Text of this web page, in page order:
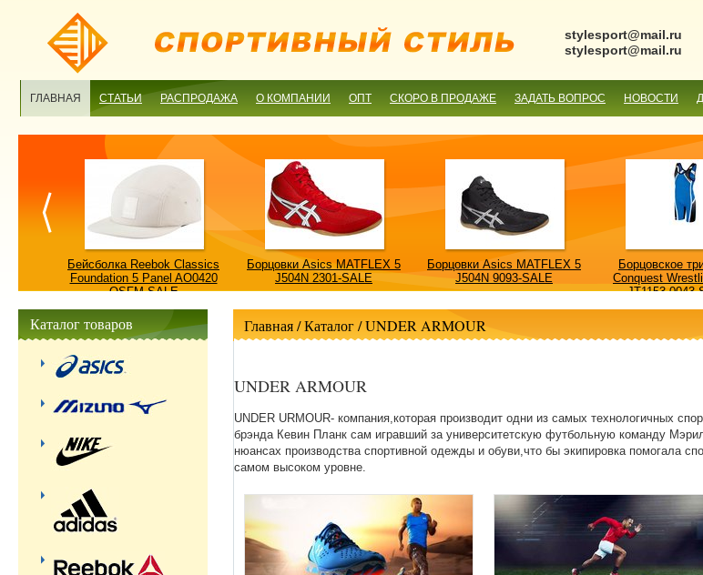
stylesport@mail.ru
stylesport@mail.ru
ГЛАВНАЯ СТАТЬИ РАСПРОДАЖА О КОМПАНИИ ОПТ СКОРО В ПРОДАЖЕ ЗАДАТЬ ВОПРОС НОВОСТИ
Бейсболка Reebok Classics
Foundation 5 Panel AO0420
OSFM-SALE
Борцовки Asics MATFLEX 5
J504N 2301-SALE
Борцовки Asics MATFLEX 5
J504N 9093-SALE
Борцовское
Conquest
JT1153 0043-
Главная/ Каталог /UNDER ARMOUR
UNDER ARMOUR
UNDER URMOUR- компания,которая производит одни из самых технологичных
брэнда Кевин Планк сам игравший за университетскую футбольную команду
нюансах производства спортивной одежды и обуви,что бы экипировка помогала
самом высоком уровне.
Каталог товаров